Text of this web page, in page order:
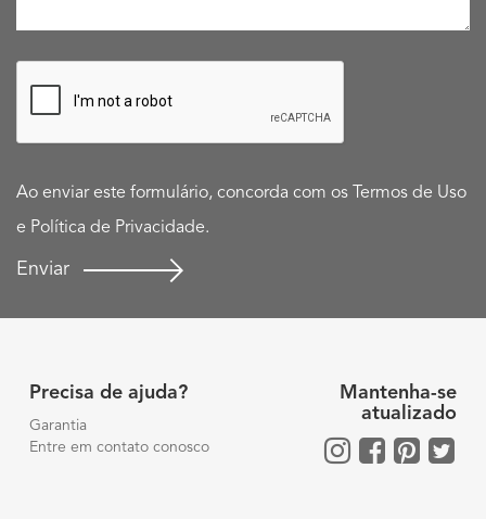
Ao enviar este formulário, concorda com os
Termos de Uso
e Política de Privacidade.
Enviar
Precisa de ajuda?
Garantia
Entre em contato conosco
Mantenha-se
atualizado